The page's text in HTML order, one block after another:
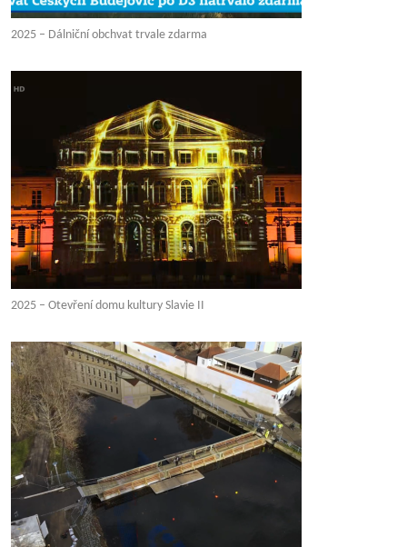
2025 – Dálniční obchvat trvale zdarma
2025 – Otevření domu kultury Slavie II